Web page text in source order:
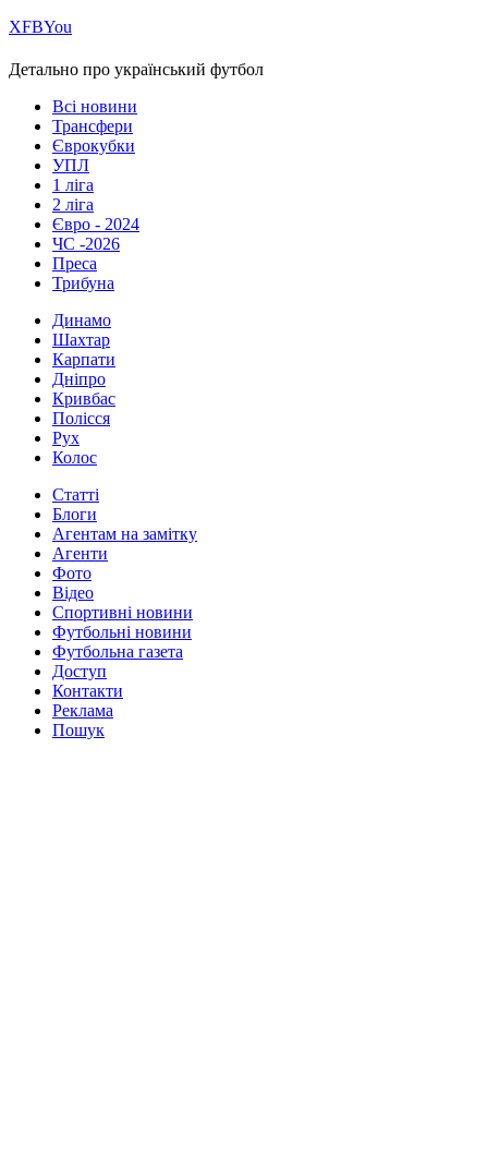
ХFBYou
Детально про український футбол
Всі новини
Трансфери
Єврокубки
УПЛ
1 ліга
2 ліга
Євро - 2024
ЧС -2026
Преса
Трибуна
Динамо
Шахтар
Карпати
Дніпро
Кривбас
Полісся
Рух
Колос
Статті
Блоги
Агентам на замітку
Агенти
Фото
Відео
Спортивні новини
Футбольні новини
Футбольна газета
Доступ
Контакти
Реклама
Пошук